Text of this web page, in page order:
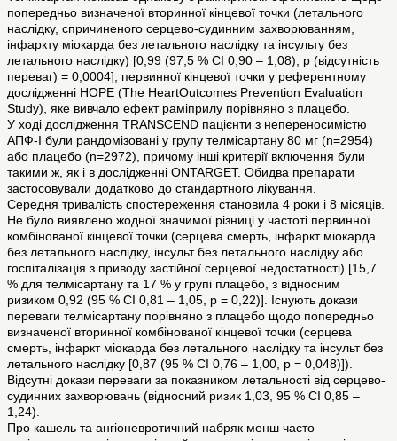
попередньо визначеної вторинної кінцевої точки (летального
наслідку, спричиненого серцево-судинним захворюванням,
інфаркту міокарда без летального наслідку та інсульту без
летального наслідку) [0,99 (97,5 % CI 0,90 – 1,08), p (відсутність
переваг) = 0,0004], первинної кінцевої точки у референтному
дослідженні HOPE (The HeartOutcomes Prevention Evaluation
Study), яке вивчало ефект раміприлу порівняно з плацебо.
У ході дослідження TRANSCEND пацієнти з непереносимістю
АПФ-I були рандомізовані у групу телмісартану 80 мг (n=2954)
або плацебо (n=2972), причому інші критерії включення були
такими ж, як і в дослідженні ONTARGET. Обидва препарати
застосовували додатково до стандартного лікування.
Середня тривалість спостереження становила 4 роки і 8 місяців.
Не було виявлено жодної значимої різниці у частоті первинної
комбінованої кінцевої точки (серцева смерть, інфаркт міокарда
без летального наслідку, інсульт без летального наслідку або
госпіталізація з приводу застійної серцевої недостатності) [15,7
% для телмісартану та 17 % у групі плацебо, з відносним
ризиком 0,92 (95 % CI 0,81 – 1,05, p = 0,22)]. Існують докази
переваги телмісартану порівняно з плацебо щодо попередньо
визначеної вторинної комбінованої кінцевої точки (серцева
смерть, інфаркт міокарда без летального наслідку та інсульт без
летального наслідку [0,87 (95 % CI 0,76 – 1,00, p = 0,048)]).
Відсутні докази переваги за показником летальності від серцево-
судинних захворювань (відносний ризик 1,03, 95 % CI 0,85 –
1,24).
Про кашель та ангіоневротичний набряк менш часто